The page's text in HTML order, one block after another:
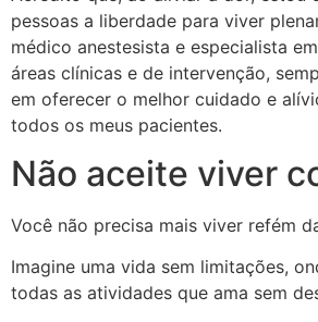
pessoas a liberdade para viver
médico anestesista e especialista
áreas clínicas e de intervenção,
em oferecer o melhor cuidado e
todos os meus pacientes.
Não aceite viver
Você não precisa mais viver refém
Imagine uma vida sem limitações,
todas as atividades que ama sem